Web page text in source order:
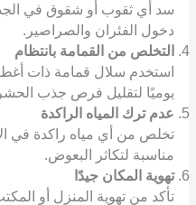
سد أي ثقوب أو شقوق في
دخول الفئران والصراصير.
التخلص من القمامة بانتظام
استخدم سلال قمامة ذات
يوميًا لتقليل فرص جذب
عدم ترك المياه الراكدة
تخلص من أي مياه راكدة في
مناسبة لتكاثر البعوض.
تهوية المكان جيدًا
تأكد من تهوية المنزل أو